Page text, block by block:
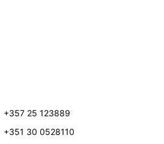
+357 25 123889
+351 30 0528110